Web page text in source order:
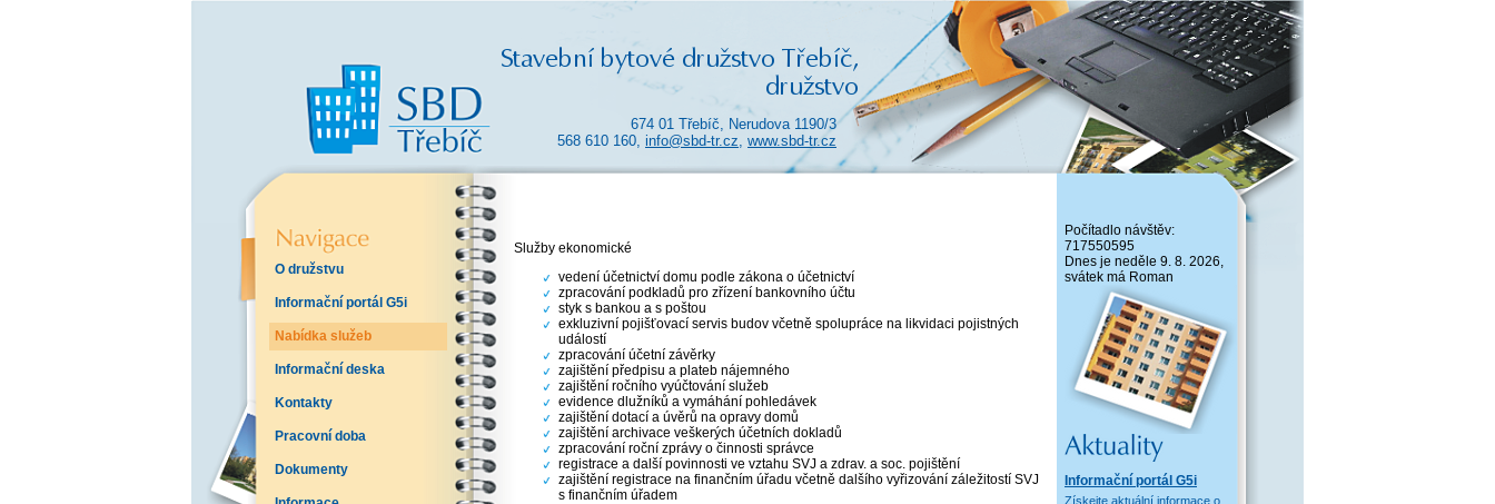
674 01 Třebíč, Nerudova 1190/3
568 610 160, info@sbd-tr.cz, www.sbd-tr.cz
O družstvu
Informační portál G5i
Nabídka služeb
Informační deska
Kontakty
Pracovní doba
Dokumenty
Počítadlo návštěv:
717550595
Dnes je neděle 9. 8. 2026,
svátek má Roman
Informační portál G5i
Získejte aktuální informace o
Služby ekonomické
vedení účetnictví domu podle zákona o účetnictví
zpracování podkladů pro zřízení bankovního účtu
styk s bankou a s poštou
exkluzivní pojišťovací servis budov včetně spolupráce na likvidaci pojistných
událostí
zpracování účetní závěrky
zajištění předpisu a plateb nájemného
zajištění ročního vyúčtování služeb
evidence dlužníků a vymáhání pohledávek
zajištění dotací a úvěrů na opravy domů
zajištění archivace veškerých účetních dokladů
zpracování roční zprávy o činnosti správce
registrace a další povinnosti ve vztahu SVJ a zdrav. a soc. pojištění
zajištění registrace na finančním úřadu včetně dalšího vyřizování záležitostí SVJ
s finančním úřadem